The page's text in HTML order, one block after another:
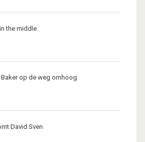
the middle
op de weg omhoog
David Sven